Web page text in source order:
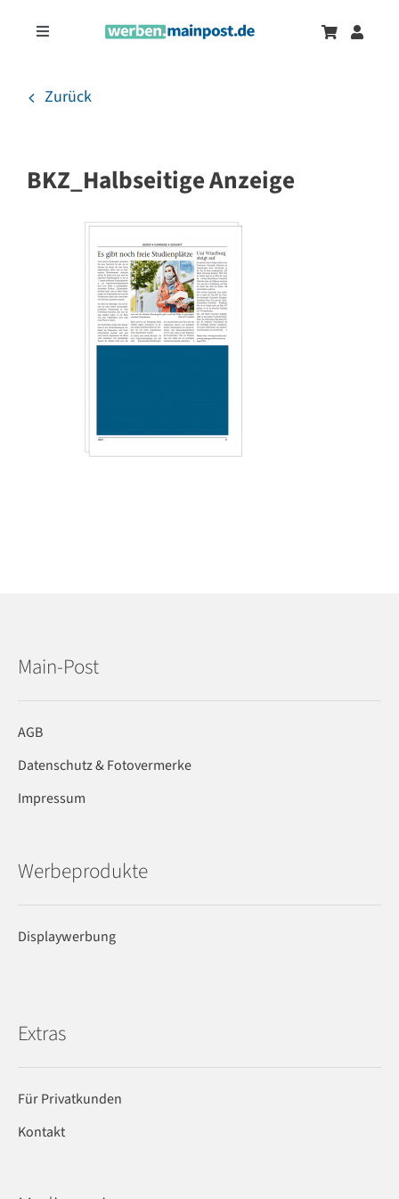
InhaltToggle
Onlinewerbung
Zurück
BKZ_Halbseitige Anzeige
Main-Post
AGB
Datenschutz & Fotovermerke
Impressum
Werbeprodukte
Displaywerbung
Extras
Für Privatkunden
Kontakt